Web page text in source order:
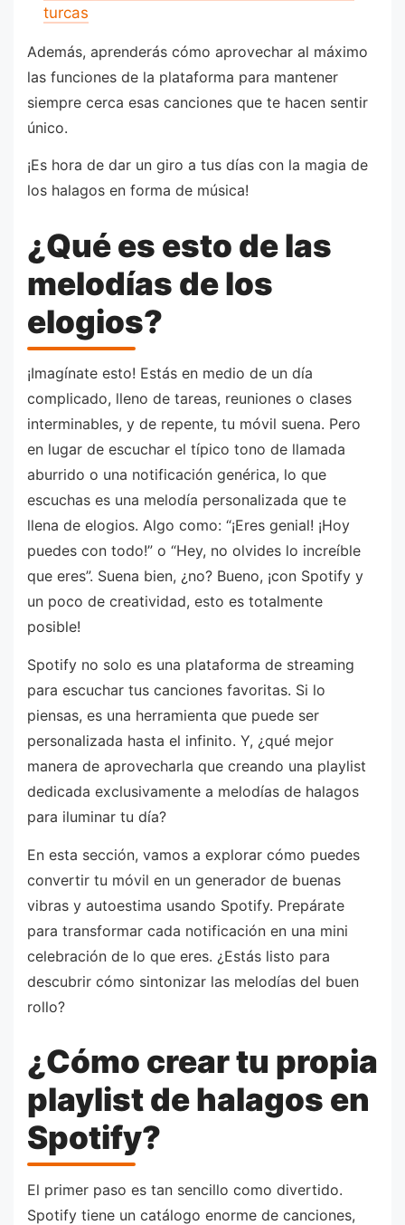
turcas
Además, aprenderás cómo aprovechar al máximo
las funciones de la plataforma para mantener
siempre cerca esas canciones que te hacen sentir
único.
¡Es hora de dar un giro a tus días con la magia de
los halagos en forma de música!
¿Qué es esto de las
melodías de los
elogios?
¡Imagínate esto! Estás en medio de un día
complicado, lleno de tareas, reuniones o clases
interminables, y de repente, tu móvil suena. Pero
en lugar de escuchar el típico tono de llamada
aburrido o una notificación genérica, lo que
escuchas es una melodía personalizada que te
llena de elogios. Algo como: “¡Eres genial! ¡Hoy
puedes con todo!” o “Hey, no olvides lo increíble
que eres”. Suena bien, ¿no? Bueno, ¡con Spotify y
un poco de creatividad, esto es totalmente
posible!
Spotify no solo es una plataforma de streaming
para escuchar tus canciones favoritas. Si lo
piensas, es una herramienta que puede ser
personalizada hasta el infinito. Y, ¿qué mejor
manera de aprovecharla que creando una playlist
dedicada exclusivamente a melodías de halagos
para iluminar tu día?
En esta sección, vamos a explorar cómo puedes
convertir tu móvil en un generador de buenas
vibras y autoestima usando Spotify. Prepárate
para transformar cada notificación en una mini
celebración de lo que eres. ¿Estás listo para
descubrir cómo sintonizar las melodías del buen
rollo?
¿Cómo crear tu propia
playlist de halagos en
Spotify?
El primer paso es tan sencillo como divertido.
Spotify tiene un catálogo enorme de canciones,